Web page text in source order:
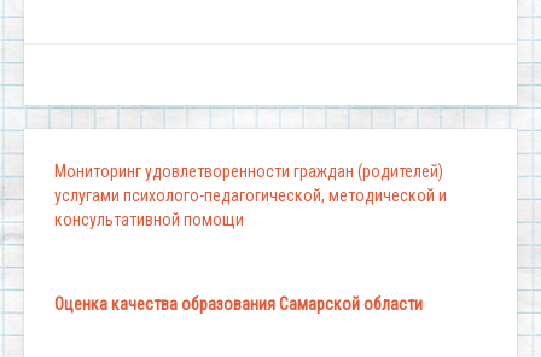
Мониторинг удовлетворенности граждан (родителей)
услугами психолого-педагогической, методической и
консультативной помощи
Оценка качества образования Самарской области